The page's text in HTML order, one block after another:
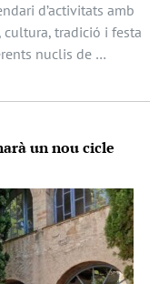
d’activitats amb
tradició i festa
nuclis de …
un nou cicle